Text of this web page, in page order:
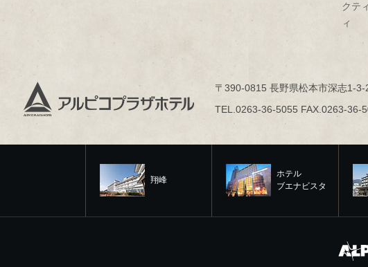
クテ
ィ
〒390-0815 長野県松本市深志1-3-
TEL.0263-36-5055 FAX.0263-36-
翔峰
ホテル
ブエナビスタ